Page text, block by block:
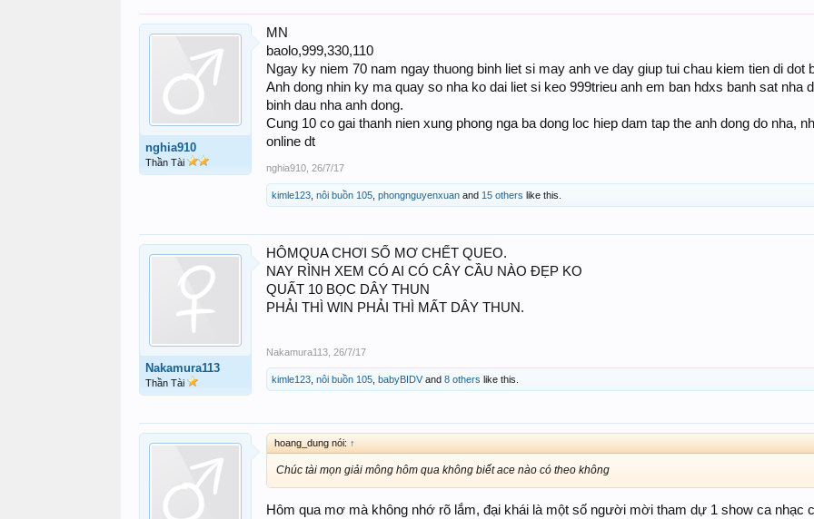
nghia910
Thần Tài
MN
baolo,999,330,110
Ngay ky niem 70 nam ngay thuong binh liet si may anh ve day giup tui chau kiem tien di dot
Anh dong nhin ky ma quay so nha ko dai liet si keo 999trieu anh em ban hdxs banh sat nha
binh dau nha anh dong.
Cung 10 co gai thanh nien xung phong nga ba dong loc hiep dam tap the anh dong do nha,
online dt
nghia910 26/7/17
kimle123 nôi buồn 105 phongnguyenxuan and 15 others like this.
Nakamura113
Thần Tài
HÔMQUA CHƠI SỐ MƠ CHẾT QUEO.
NAY RÌNH XEM CÓ AI CÓ CÂY CẦU NÀO ĐẸP KO
QUẤT 10 BỌC DÂY THUN
PHẢI THÌ WIN PHẢI THÌ MẤT DÂY THUN.
Nakamura113 26/7/17
kimle123 nôi buồn 105 babyBIDV and 8 others like this.
hoang_dung nói: ↑
Chúc tài mọn giải mông hôm qua không biết ace nào có theo không
Hôm qua mơ mà không nhớ rõ lắm, đại khái là một số người mời tham dự 1 show ca nhạc